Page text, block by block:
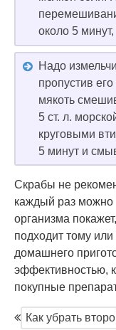
около 5
Надо
пропустив
мякоть
5 ст. л.
круговыми
5 минут и
Скрабы не
каждый раз можно
организма
подходит тому
домашнего
эффективностью,
покупные
Как убрать